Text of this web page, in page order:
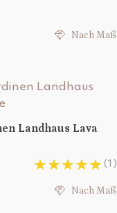
Nach Maß
Landhaus Lava
(1)
Nach Maß